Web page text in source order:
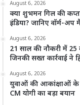
August 6, 2026
क्या शुभमन गिल की
इंडिया? जानिए वॉर्म-
August 6, 2026
21 साल की नौकरी में
जिनकी सख्त कार्रवाई ने
August 6, 2026
युवाओं की आकांक्षाओं के
CM योगी का बड़ा बयान